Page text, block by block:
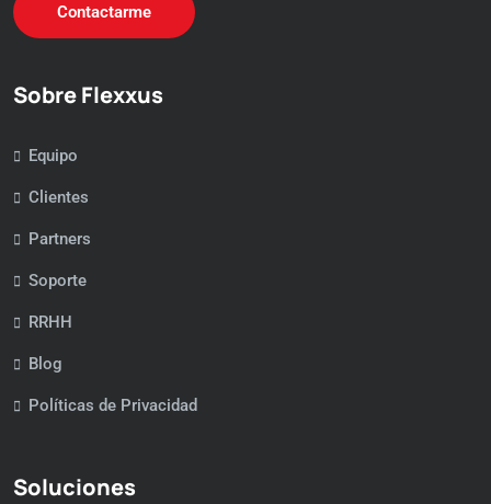
Contactarme
Sobre Flexxus
Equipo
Clientes
Partners
Soporte
RRHH
Blog
Políticas de Privacidad
Soluciones